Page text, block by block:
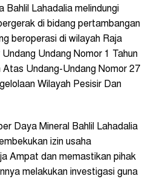
Bahlil Lahadalia melindungi
di bidang pertambangan
beroperasi di wilayah Raja
Undang Nomor 1 Tahun
Undang-Undang Nomor 27
Wilayah Pesisir Dan
Daya Mineral Bahlil Lahadalia
izin usaha
Ampat dan memastikan pihak
melakukan investigasi guna